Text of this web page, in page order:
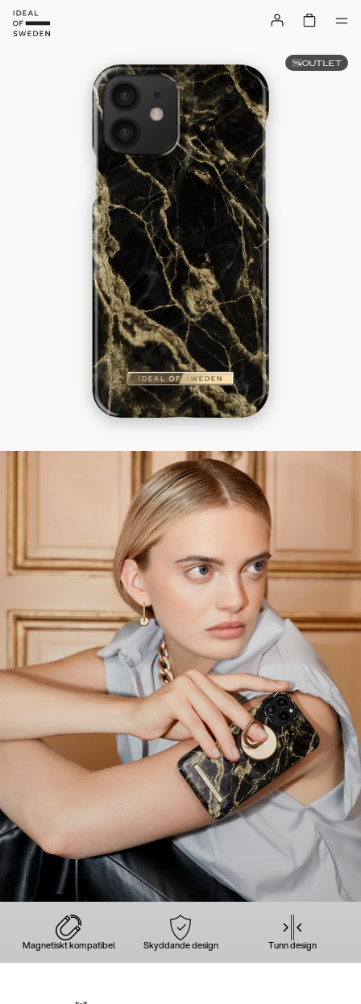
Magnetiskt kompatibel Skyddande design Tunn design
OUTLET